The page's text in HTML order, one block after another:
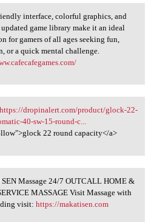
interface,
interface, colorful graphics, and
game library make it an ideal
for gamers of all ages seeking fun,
or a quick mental challenge.
dropinalert
dropinalert.com/product/glock-22-
40-sw-15-round-c...
22 round capacity</a>
Massage 24/7
Massage 24/7 OUTCALL HOME &
MASSAGE Visit Massage with
visit: https://makatisen.com